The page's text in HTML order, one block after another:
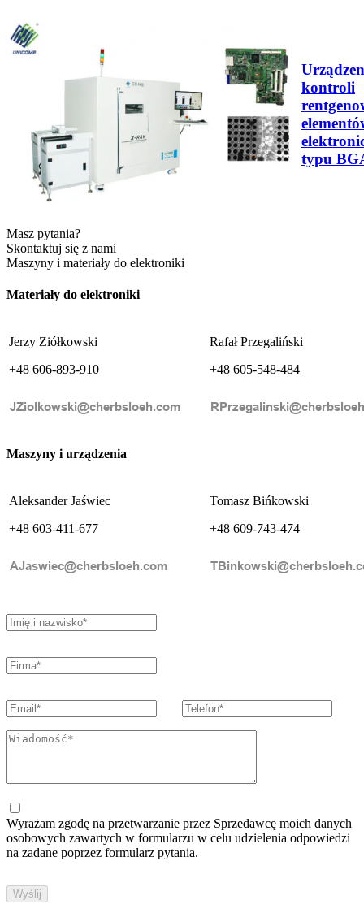
kontroli
typu
Masz pytania?
Skontaktuj się z nami
Maszyny i materiały do elektroniki
Materiały do elektroniki
Jerzy Ziółkowski
+48 606-893-910
Rafał Przegaliński
+48 605-548-484
Maszyny i urządzenia
Aleksander Jaświec
+48 603-411-677
Tomasz Bińkowski
+48 609-743-474
Wyrażam zgodę na przetwarzanie przez Sprzedawcę moich danych
osobowych zawartych w formularzu w celu udzielenia odpowiedzi
na zadane poprzez formularz pytania.